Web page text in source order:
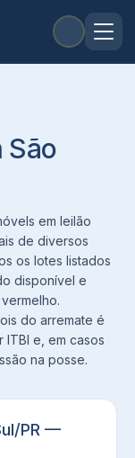
São
em leilão
de diversos
os lotes listados
disponível e
do arremate é
e, em casos
na posse.
PR —